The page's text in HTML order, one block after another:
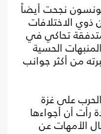
نجحت أيضاً
الاختلافات
تحاكي في
الحسية
من أكثر جوانب
الحرب على غزة
رأت أن أجواءها
الأمهات عن